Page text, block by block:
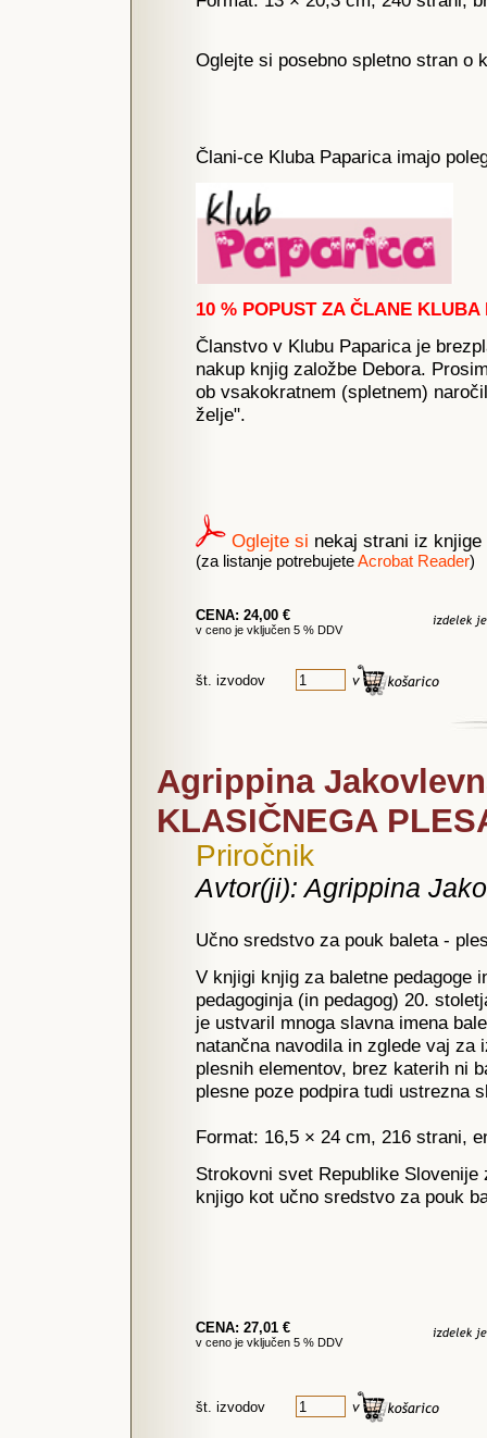
Oglejte si posebno spletno stran o
Člani-ce Kluba Paparica imajo
10 % POPUST ZA ČLANE KLUBA
Članstvo v Klubu Paparica je
nakup knjig založbe Debora.
ob vsakokratnem (spletnem)
želje".
Oglejte si nekaj strani iz knjige
(za listanje potrebujeteAcrobat Reader)
CENA: 24,00 €
v ceno je vključen 5 % DDV
št. izvodov
Agrippina
KLASIČNEGA
Priročnik
Avtor(ji): Agrippina
Učno sredstvo za pouk baleta -
V knjigi knjig za baletne pedagoge
pedagoginja (in pedagog) 20.
je ustvaril mnoga slavna imena
natančna navodila in zglede vaj
plesnih elementov, brez katerih ni
plesne poze podpira tudi ustrezna
Format: 16,5 × 24 cm, 216 strani,
Strokovni svet Republike
knjigo kot učno sredstvo za pouk
CENA: 27,01 €
v ceno je vključen 5 % DDV
št. izvodov